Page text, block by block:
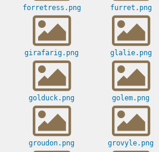
forretress.png furret.png
girafarig.png glalie.png
golduck.png golem.png
groudon.png grovyle.png